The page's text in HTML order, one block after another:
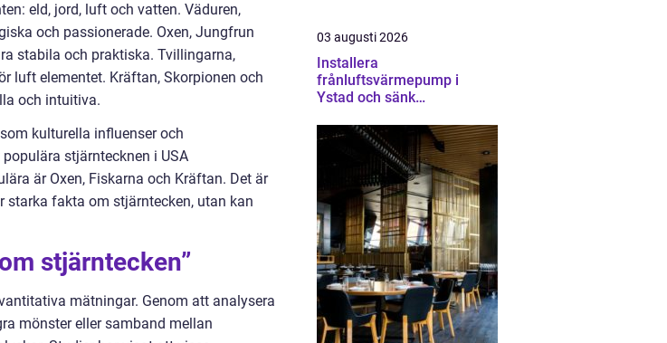
eld, jord, luft och vatten. Väduren,
och passionerade. Oxen, Jungfrun
stabila och praktiska. Tvillingarna,
luft elementet. Kräftan, Skorpionen och
och intuitiva.
kulturella influenser och
stjärntecknen i USA
är Oxen, Fiskarna och Kräftan. Det är
fakta om stjärntecken, utan kan
stjärntecken”
mätningar. Genom att analysera
mönster eller samband mellan
03 augusti 2026
Installera
frånluftsvärmepump i
Ystad och sänk